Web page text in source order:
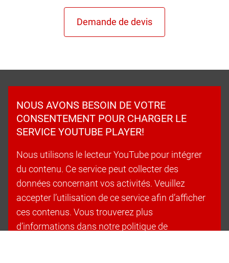
NOUS AVONS BESOIN DE VOTRE
CONSENTEMENT POUR CHARGER LE
SERVICE YOUTUBE PLAYER!
Nous utilisons le lecteur YouTube pour intégrer
du contenu. Ce service peut collecter des
données concernant vos activités. Veuillez
accepter l’utilisation de ce service afin d’afficher
ces contenus. Vous trouverez plus
d’informations dans notre politique de